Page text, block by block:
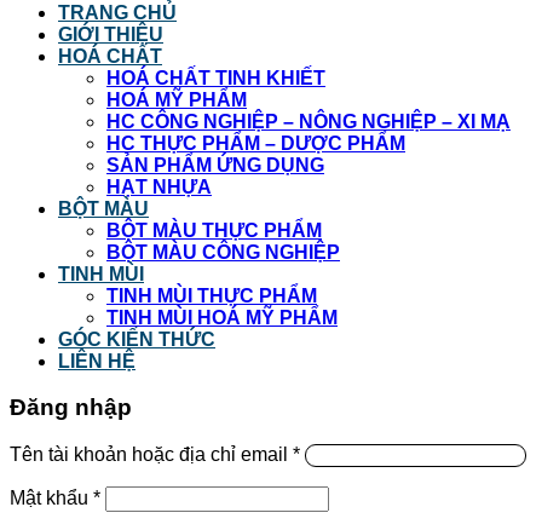
TRANG CHỦ
GIỚI THIỆU
HOÁ CHẤT
HOÁ CHẤT TINH KHIẾT
HOÁ MỸ PHẨM
HC CÔNG NGHIỆP – NÔNG NGHIỆP – XI MẠ
HC THỰC PHẨM – DƯỢC PHẨM
SẢN PHẨM ỨNG DỤNG
HẠT NHỰA
BỘT MÀU
BỘT MÀU THỰC PHẨM
BỘT MÀU CÔNG NGHIỆP
TINH MÙI
TINH MÙI THỰC PHẨM
TINH MÙI HOÁ MỸ PHẨM
GÓC KIẾN THỨC
LIÊN HỆ
Đăng nhập
Tên tài khoản hoặc địa chỉ email *
Mật khẩu *